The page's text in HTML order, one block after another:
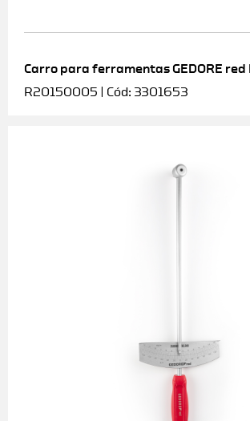
Carro para ferramentas GEDORE red
R20150005 | Cód: 3301653